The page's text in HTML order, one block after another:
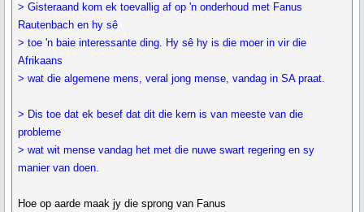
> Gisteraand kom ek toevallig af op 'n onderhoud met Fanus
Rautenbach en hy sê
> toe 'n baie interessante ding. Hy sê hy is die moer in vir die
Afrikaans
> wat die algemene mens, veral jong mense, vandag in SA praat.
> Dis toe dat ek besef dat dit die kern is van meeste van die
probleme
> wat wit mense vandag het met die nuwe swart regering en sy
manier van doen.
Hoe op aarde maak jy die sprong van Fanus